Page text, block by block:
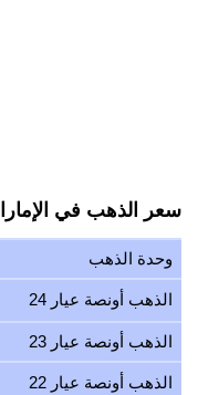
سعر الذهب في
وحدة الذهب
الذهب أونصة عيار 24
الذهب أونصة عيار 23
الذهب أونصة عيار 22